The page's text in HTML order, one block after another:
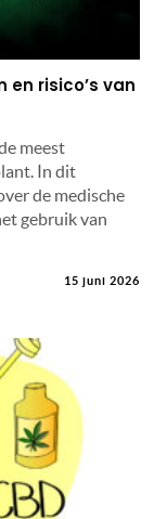
en risico’s van
meest
In dit
de medische
gebruik van
15 juni 2026